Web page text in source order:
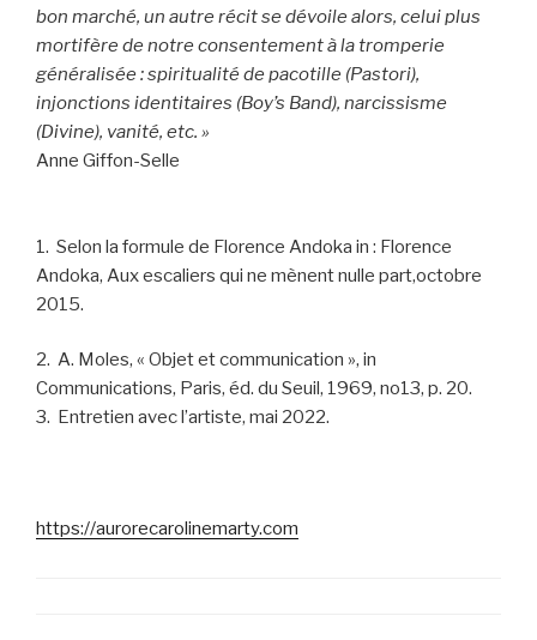
bon marché, un autre récit se dévoile alors, celui plus
mortifère de notre consentement à la tromperie
généralisée : spiritualité de pacotille (Pastori),
injonctions identitaires (Boy’s Band), narcissisme
(Divine), vanité, etc. »
Anne Giffon-Selle
1. Selon la formule de Florence Andoka in : Florence
Andoka, Aux escaliers qui ne mènent nulle part,octobre
2015.
2. A. Moles, « Objet et communication », in
Communications, Paris, éd. du Seuil, 1969, no13, p. 20.
3. Entretien avec l’artiste, mai 2022.
https://aurorecarolinemarty.com